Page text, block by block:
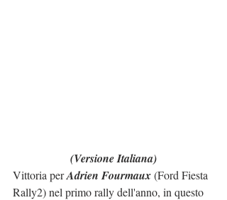
(Versione Italiana)
Vittoria per Adrien Fourmaux (Ford Fiesta
Rally2) nel primo rally dell'anno, in questo